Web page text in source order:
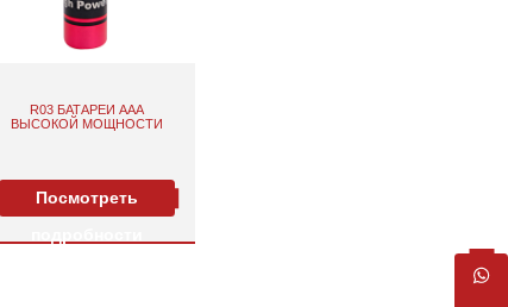
R03 БАТАРЕИ AAA
ВЫСОКОЙ МОЩНОСТИ
Посмотреть